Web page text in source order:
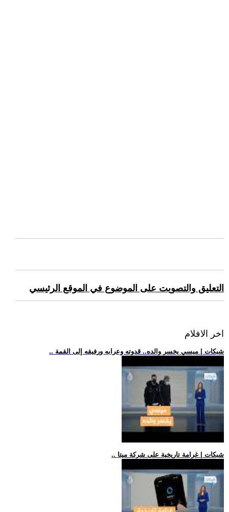
التعليق والتصويت على الموضوع في الموقع الرئيسي
اخر الافلام
.. شبكات | ميسي يخسر والده.. قدوته وعرابه ورفيقه إلى القمة
.. شبكات | غرامة تاريخية على شركة ميتا